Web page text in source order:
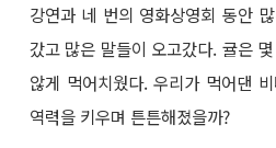
강연과 네 번의 영화상영회 동안
갔고 많은 말들이 오고갔다. 귤은
않게 먹어치웠다. 우리가 먹어댄
역력을 키우며 튼튼해졌을까?